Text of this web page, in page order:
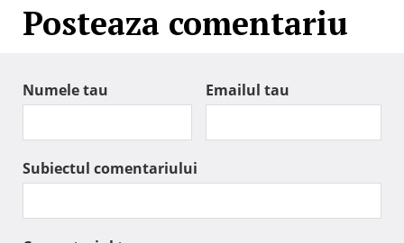
Posteaza comentariu
Numele tau Emailul tau
Subiectul comentariului